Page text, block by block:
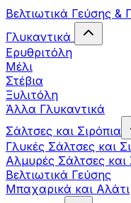
Βελτιωτικά Γεύσης &
Γλυκαντικά
Ερυθριτόλη
Μέλι
Στέβια
Ξυλιτόλη
Άλλα Γλυκαντικά
Σάλτσες και Σιρόπια
Γλυκές Σάλτσες και
Αλμυρές Σάλτσες και
Bελτιωτικά Γεύσης
Μπαχαρικά και Αλάτι